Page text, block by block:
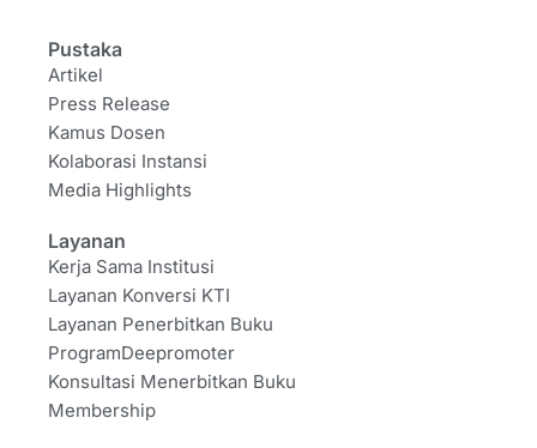
Pustaka
Artikel
Press Release
Kamus Dosen
Kolaborasi Instansi
Media Highlights
Layanan
Kerja Sama Institusi
Layanan Konversi KTI
Layanan Penerbitkan Buku
ProgramDeepromoter
Konsultasi Menerbitkan Buku
Membership